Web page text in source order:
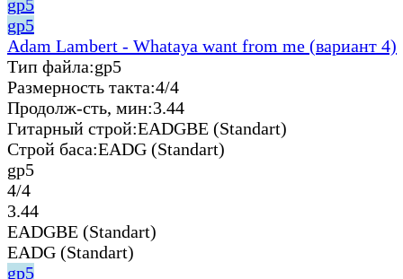
gp5
gp5
Adam Lambert - Whataya want from me (вариант 4)
Тип файла:gp5
Размерность такта:4/4
Продолж-сть, мин:3.44
Гитарный строй:EADGBE (Standart)
Строй баса:EADG (Standart)
gp5
4/4
3.44
EADGBE (Standart)
EADG (Standart)
gp5